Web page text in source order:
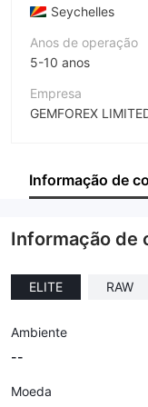
Seychelles
Anos de operação
5-10 anos
Empresa
GEMFOREX
Funcionário da
Informação de
Informação de
ELITE RAW
Ambiente
--
Moeda